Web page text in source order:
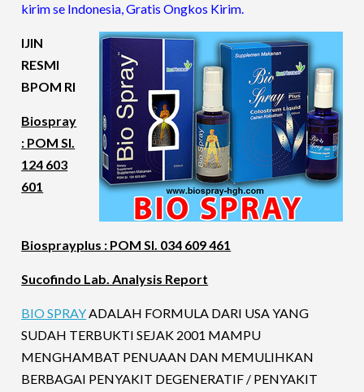
kirim se Indonesia, Gratis Ongkos Kirim.
IJIN
RESMI
BPOM RI
Biospray
: POM SI.
124 603
601
Biosprayplus : POM SI. 034 609 461
Sucofindo Lab. Analysis Report
BIO SPRAYADALAH FORMULA DARI USA YANG
SUDAH TERBUKTI SEJAK 2001 MAMPU
MENGHAMBAT PENUAAN DAN MEMULIHKAN
BERBAGAI PENYAKIT DEGENERATIF / PENYAKIT